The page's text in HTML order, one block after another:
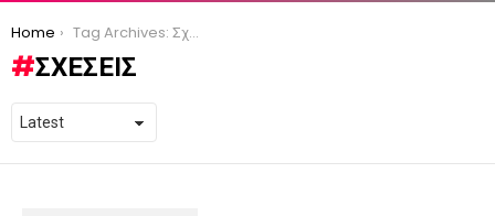
You are here:
Home Tag Archives: Σχέσεις
ΣΧΈΣΕΙΣ